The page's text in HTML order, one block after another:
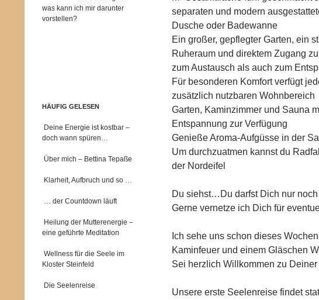
separaten und modern
Dusche oder Badewanne
Ein großer, gepflegter Garten, ein
Ruheraum und direktem Zugang
zum Austausch als auch zum
Für besonderen Komfort verfügt
zusätzlich nutzbaren Wohnbereich
Garten, Kaminzimmer und Sauna
Entspannung zur Verfügung
Genieße Aroma-Aufgüsse in der
Um durchzuatmen kannst du
der Nordeifel
Du siehst…Du darfst Dich nur
Gerne vernetze ich Dich für
Ich sehe uns schon dieses
Kaminfeuer und einem Gläschen
Sei herzlich Willkommen zu
Unsere erste Seelenreise findet
was kann ich mir darunter
vorstellen?
HÄUFIG GELESEN
Deine Energie ist kostbar –
doch wann spüren…
Über mich – Bettina Tepaße
Klarheit, Aufbruch und so …
… der Countdown läuft
Heilung der Mutterenergie –
eine geführte Meditation
Wellness für die Seele im
Kloster Steinfeld
Die Seelenreise